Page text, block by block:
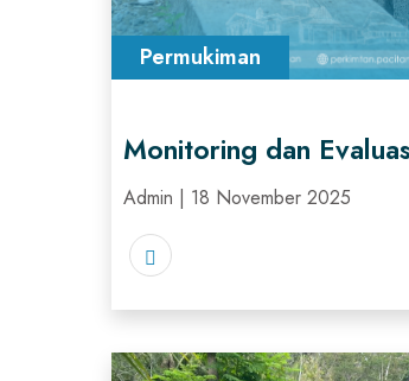
Permukiman
Admin | 18 November 2025